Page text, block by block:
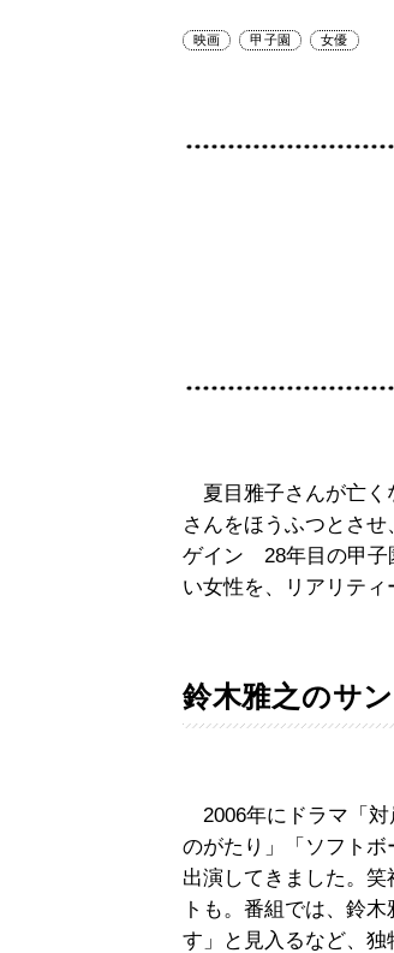
映画 甲子園 女優
夏目雅子さんが亡く
さんをほうふつとさ
ゲイン 28年目の甲子
い女性を、リアリティ
鈴木雅之のサ
2006年にドラマ「対
のがたり」「ソフト
出演してきました。
トも。番組では、鈴
す」と見入るなど、独